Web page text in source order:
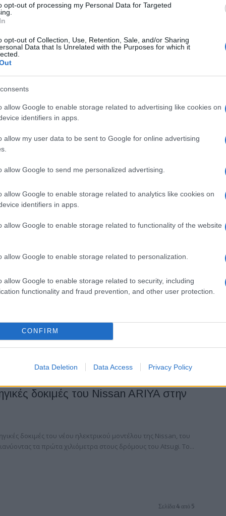
opt-out of processing my Personal Data for Targeted
opt-out of Collection, Use, Retention, Sale, and/or Sharing
Data that Is Unrelated with the Purposes for which it
allow Google to enable storage related to advertising like cookies on
identifiers in apps.
allow my user data to be sent to Google for online advertising
allow Google to send me personalized advertising.
allow Google to enable storage related to analytics like cookies on
identifiers in apps.
allow Google to enable storage related to functionality of the website
allow Google to enable storage related to personalization.
allow Google to enable storage related to security, including
functionality and fraud prevention, and other user protection.
CONFIRM
Data Deletion Data Access Privacy Policy
των επερχόμενων EV της
την αρχιτεκτονική των επερχόμενων ηλεκτρικών
EV, μια πλατφόρμα του μέλλοντος Η Nissan προσφέρει μια
την παγκόσμια ημέρα EV
Παγκόσμια Ημέρα EV, ξεκινώντας τις προ-παραγγελίες του
στις 9 Σεπτεμβρίου. Το νέο κεφάλαιο στο ταξίδι της
Nissan Ariya στο Circuit de
του, στο εμβληματικό Circuit de Monaco στην
δοκιμών της Nissan για το Ariya
λεπτομέρειες από το σχολαστικό πρόγραμμα δοκιμών
τα ασυναγώνιστα επίπεδα επιδόσεων, άνεσης και
εκτενώς από μια...
δοκιμές του Nissan ARIYA στην
δοκιμές του νέου ηλεκτρικού μοντέλου της Nissan, του
τα πρώτα χιλιόμετρα στους δρόμους του Atsugi. Το...
Σελίδα 4 από 5